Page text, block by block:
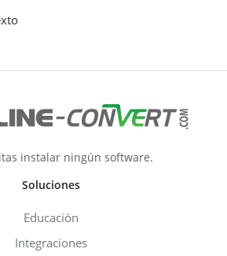
instalar ningún software.
Soluciones
Educación
Integraciones